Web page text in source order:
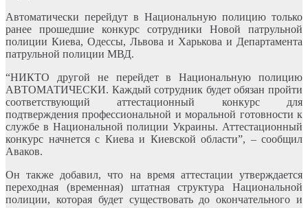
Автоматически перейдут в Национальную полицию только
ранее прошедшие конкурс сотрудники Новой патрульной
полиции Киева, Одессы, Львова и Харькова и Департамента
патрульной полиции МВД.
“НИКТО другой не перейдет в Национальную полицию
АВТОМАТИЧЕСКИ. Каждый сотрудник будет обязан пройти
соответствующий аттестационный конкурс для
подтверждения профессиональной и моральной готовности к
службе в Национальной полиции Украины. Аттестационный
конкурс начнется с Киева и Киевской области”, – сообщил
Аваков.
Он также добавил, что на время аттестации утверждается
переходная (временная) штатная структура Национальной
полиции, которая будет существовать до окончательного и